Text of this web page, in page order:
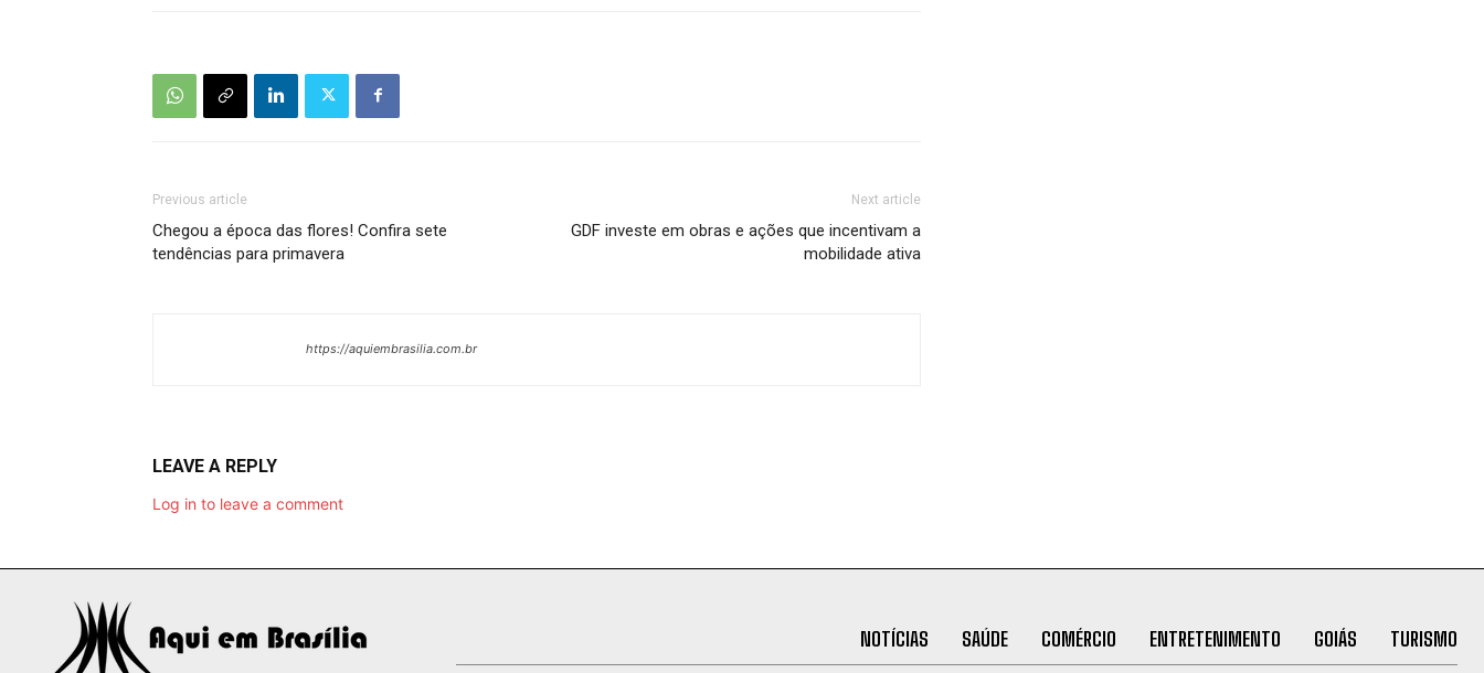
Previous article
Chegou a época das flores! Confira sete
tendências para primavera
Next article
GDF investe em obras e ações que incentivam a
mobilidade ativa
https://aquiembrasilia.com.br
LEAVE A REPLY
Log in to leave a comment
NOTÍCIAS SAÚDE COMÉRCIO ENTRETENIMENTO GOIÁS TURISMO